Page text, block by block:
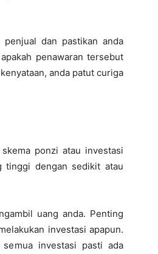
dan pastikan anda
penawaran tersebut
anda patut curiga
ponzi atau investasi
tinggi dengan sedikit atau
uang anda. Penting
investasi apapun.
investasi pasti ada